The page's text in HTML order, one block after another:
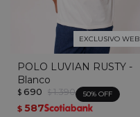
EXCLUSIVO WEB
POLO LUVIAN RUSTY -
Blanco
$ 690 $ 1.390 50
$ 587